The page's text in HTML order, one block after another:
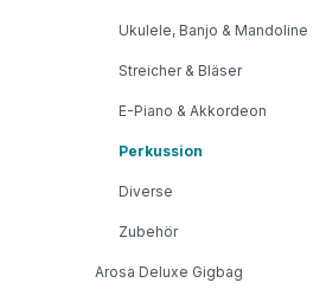
Ukulele, Banjo & Mandoline
Streicher & Bläser
E-Piano & Akkordeon
Perkussion
Diverse
Zubehör
Arosa Deluxe Gigbag